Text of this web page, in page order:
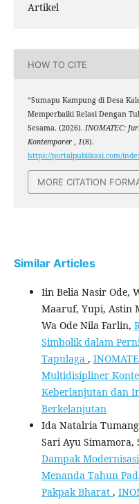
Artikel
HOW TO CITE
“Sumapu Kampung di Desa
Memperbaiki Relasi Dengan
Sesama. (2026). INOMATEC:
Kontemporer , 1(8).
https://portalpublikasi.com/
MORE CITATION
Similar Articles
Iin Belia Nasir Ode,
Maaruf, Yupi, Astin
Wa Ode Nila Farlin,
Simbolik dalam
Tapulaga ,
Multidisipliner
Keberlanjutan dan
Berkelanjutan
Ida Natalria
Sari Ayu Simamora,
Dampak
Menanda Tahun
Pakpak Bharat ,